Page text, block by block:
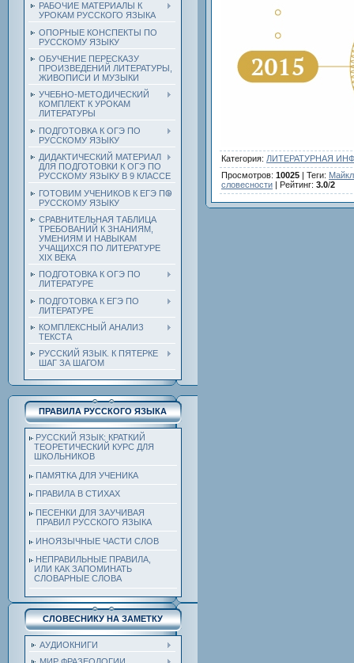
РАБОЧИЕ МАТЕРИАЛЫ К
УРОКАМ РУССКОГО ЯЗЫКА
ОПОРНЫЕ КОНСПЕКТЫ ПО
РУССКОМУ ЯЗЫКУ
ОБУЧЕНИЕ ПЕРЕСКАЗУ
ПРОИЗВЕДЕНИЙ ЛИТЕРАТУРЫ,
ЖИВОПИСИ И МУЗЫКИ
УЧЕБНО-МЕТОДИЧЕСКИЙ
КОМПЛЕКТ К УРОКАМ
ЛИТЕРАТУРЫ
ПОДГОТОВКА К ОГЭ ПО
РУССКОМУ ЯЗЫКУ
ДИДАКТИЧЕСКИЙ МАТЕРИАЛ
ДЛЯ ПОДГОТОВКИ К ОГЭ ПО
РУССКОМУ ЯЗЫКУ В 9 КЛАССЕ
ГОТОВИМ УЧЕНИКОВ К ЕГЭ ПО
РУССКОМУ ЯЗЫКУ
СРАВНИТЕЛЬНАЯ ТАБЛИЦА
ТРЕБОВАНИЙ К ЗНАНИЯМ,
УМЕНИЯМ И НАВЫКАМ
УЧАЩИХСЯ ПО ЛИТЕРАТУРЕ
ХIХ ВЕКА
ПОДГОТОВКА К ОГЭ ПО
ЛИТЕРАТУРЕ
ПОДГОТОВКА К ЕГЭ ПО
ЛИТЕРАТУРЕ
КОМПЛЕКСНЫЙ АНАЛИЗ
ТЕКСТА
РУССКИЙ ЯЗЫК. К ПЯТЕРКЕ
ШАГ ЗА ШАГОМ
ПРАВИЛА РУССКОГО ЯЗЫКА
РУССКИЙ ЯЗЫК: КРАТКИЙ
ТЕОРЕТИЧЕСКИЙ КУРС ДЛЯ
ШКОЛЬНИКОВ
ПАМЯТКА ДЛЯ УЧЕНИКА
ПРАВИЛА В СТИХАХ
ПЕСЕНКИ ДЛЯ ЗАУЧИВАЯ
ПРАВИЛ РУССКОГО ЯЗЫКА
ИНОЯЗЫЧНЫЕ ЧАСТИ СЛОВ
НЕПРАВИЛЬНЫЕ ПРАВИЛА,
ИЛИ КАК ЗАПОМИНАТЬ
СЛОВАРНЫЕ СЛОВА
СЛОВЕСНИКУ НА ЗАМЕТКУ
АУДИОКНИГИ
Категория: ЛИТЕРАТУРНАЯ
Просмотров: 10025 | Теги:
словесности | Рейтинг: 3.0/2